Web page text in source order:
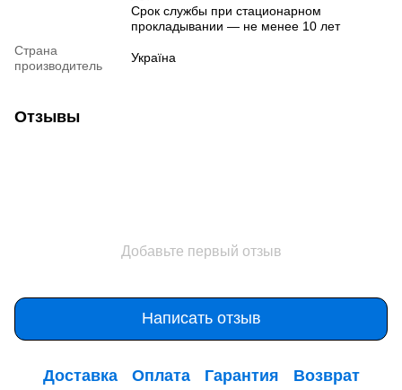
Срок службы при стационарном
прокладывании — не менее 10 лет
Страна
производитель
Україна
Отзывы
Добавьте первый отзыв
Написать отзыв
Доставка Оплата Гарантия Возврат